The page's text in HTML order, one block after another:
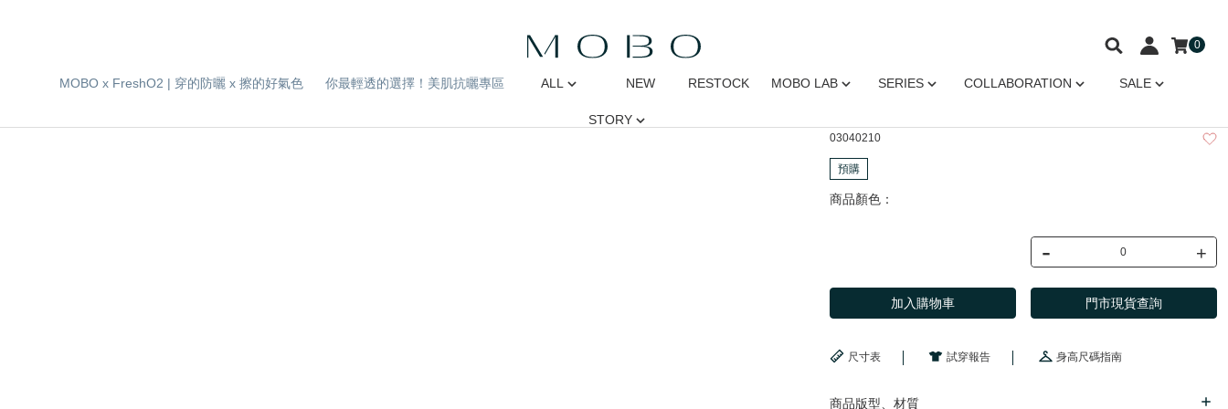
MOBO x FreshO2 | 穿的防曬 x 擦的好氣色 你最輕透的選擇！美肌抗曬專區 ALL NEW RESTOCK MOBO LAB SERIES COLLABORATION SALE
STORY
0
03040210
預購
商品顏色：
- +
加入購物車 門市現貨查詢
尺寸表 試穿報告 身高尺碼指南
商品版型、材質